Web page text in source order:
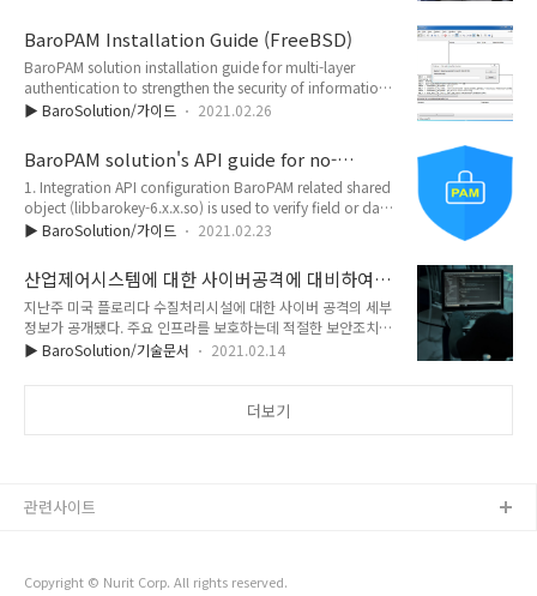
PC사용을 금지 시키는 제품부터 특정 암호를 입력해야 PC 사용
이 가능한 제품까지 다..
mskim@etnews.com 누리아이티는 다양한 운용체계(OS), 차
세대 지능형 폐쇄회로(CCTV), 클라우드 데스크톱가상화(VDI),
SSLVPN, MS 애저 환경에 2차 인증 솔루션 바로팜(BaroPAM)
을 적용해 한층 보안이 강화된 솔루션을 선보여 주목받았다. 바
로팜 솔루션은 일회용 인증키를 기반으로 하는 2세대 접근제어
증)으로 정보자산 접근 보안성을 강화하고 스마트폰 앱을 이용
해 간단하게 설치·..
BaroPAM Installation Guide (FreeBSD)
BaroPAM solution installation guide for multi-layer
authentication to strengthen the security of information
assets(FreeBSD) Index 1. Install BaroPAM 1.1 Preparation
installation module 1.3 Create BaroPAM configuration
file 1.4 BaroPAM environment settings 2. BaroPAM
application 2.1 BaroPAM application process 2.2
BaroPAM application screen 2.3 Linu..
▶ BaroSolution/가이드 2021.02.26
BaroPAM solution's API guide for no-
remember passwords(C)
1. Integration API configuration BaroPAM related shared
object (libbarokey-6.x.x.so) is used to verify field or data
encryption and decryption and one-time authentication
Header file /usr/baropam/key libbarokey-x.x.x.so
BaroPAM Module /usr/baropam/key The symmetric key
(64 bytes) used for field or data encryption/decryption
is fixed inside t..
▶ BaroSolution/가이드 2021.02.23
산업제어시스템에 대한 사이버공격에 대비하여 2
단계 인증의 활용은 선택이 아닌 필수로 적용해
야 할 솔루션
지난주 미국 플로리다 수질처리시설에 대한 사이버 공격의 세부
정보가 공개됐다. 주요 인프라를 보호하는데 적절한 보안조치가
이루어지지 않아 발생한 피해라고 더해커뉴스가 보도했다.이번
리려는 공격자들의 시도였다. 다행히 공격은 성공하지 못했다.해
를 통해 SCADA(Supervisory Control and Data
▶ BaroSolution/기술문서 2021.02.14
더보기
Copyright © Nurit Corp. All rights reserved.
관련사이트